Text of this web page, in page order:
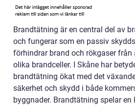
Brandtätning är en central del av
och fungerar som en passiv
förhindrar brand och rökgaser
olika brandceller. I Skåne har
brandtätning ökat med det
säkerhet och skydd i både
byggnader. Brandtätning spelar